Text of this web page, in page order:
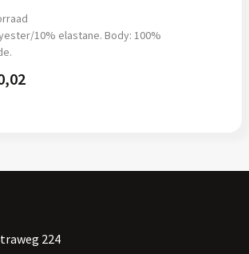
10% elastane. Body: 100%
224